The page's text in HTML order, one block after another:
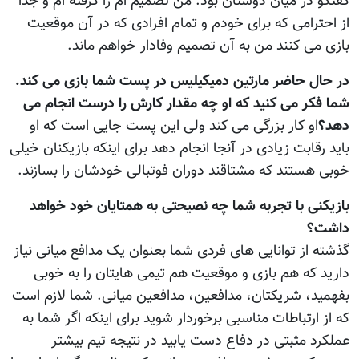
از احترامی که برای خودم و تمام افرادی که در آن موقعیت
بازی می کنند من به آن تصمیم وفادار خواهم ماند.
در حال حاضر مارتین دمیکیلیس در پست شما بازی می کند.
شما فکر می کنید که او چه مقدار کارش را درست انجام می
دهد؟او کار بزرگی می کند ولی این پست جایی است که او
باید رقابت زیادی در آنجا انجام دهد برای اینکه بازیکنان خیلی
خوبی هستند که مشتاقند دوران فوتبالی خودشان را بسازند.
بازیکنی با تجربه شما چه نصیحتی به همتایان خود خواهد
داشت؟
گذشته از توانایی های فردی شما بعنوان یک مدافع میانی نیاز
دارید که هم بازی و موقعیت هم تیمی هایتان را به خوبی
بفهمید، شریکتان، مدافعین، مدافعین میانی. شما لازم است
که از ارتباطات مناسبی برخوردار شوید برای اینکه اگر شما به
عملکرد مثبتی در دفاع دست یابید در نتیجه تیم بیشتر